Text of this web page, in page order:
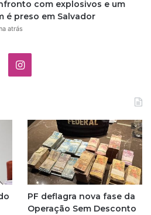
com explosivos e um
é preso em Salvador
atrás
I
t
a
g
r
PF deflagra nova fase da
Operação Sem Desconto